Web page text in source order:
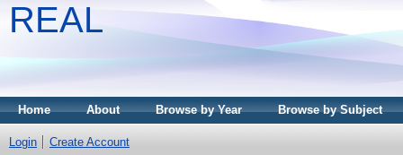
REAL
Home About Browse by Year Browse by Subject
Login Create Account